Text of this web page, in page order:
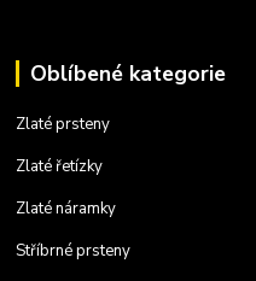
Oblíbené kategorie
Zlaté prsteny
Zlaté řetízky
Zlaté náramky
Stříbrné prsteny